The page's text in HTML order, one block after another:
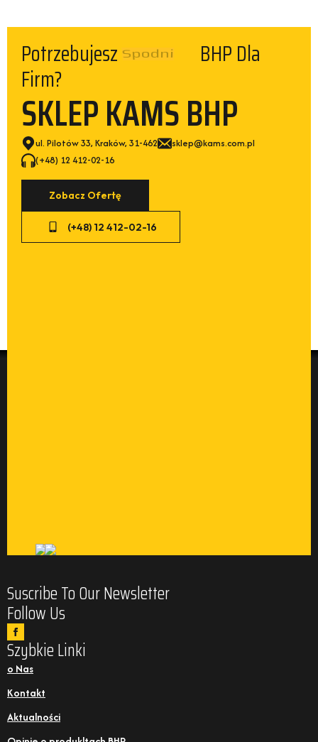
PotrzebujeszSpodni BHP Dla Firm?
SKLEP KAMS BHP
ul. Pilotów 33, Kraków, 31-462
sklep@kams.com.pl
(+48) 12 412-02-16
Follow Us
Szybkie Linki
o Nas
Kontakt
Aktualności
Opinie o produkltach BHP
Usługi